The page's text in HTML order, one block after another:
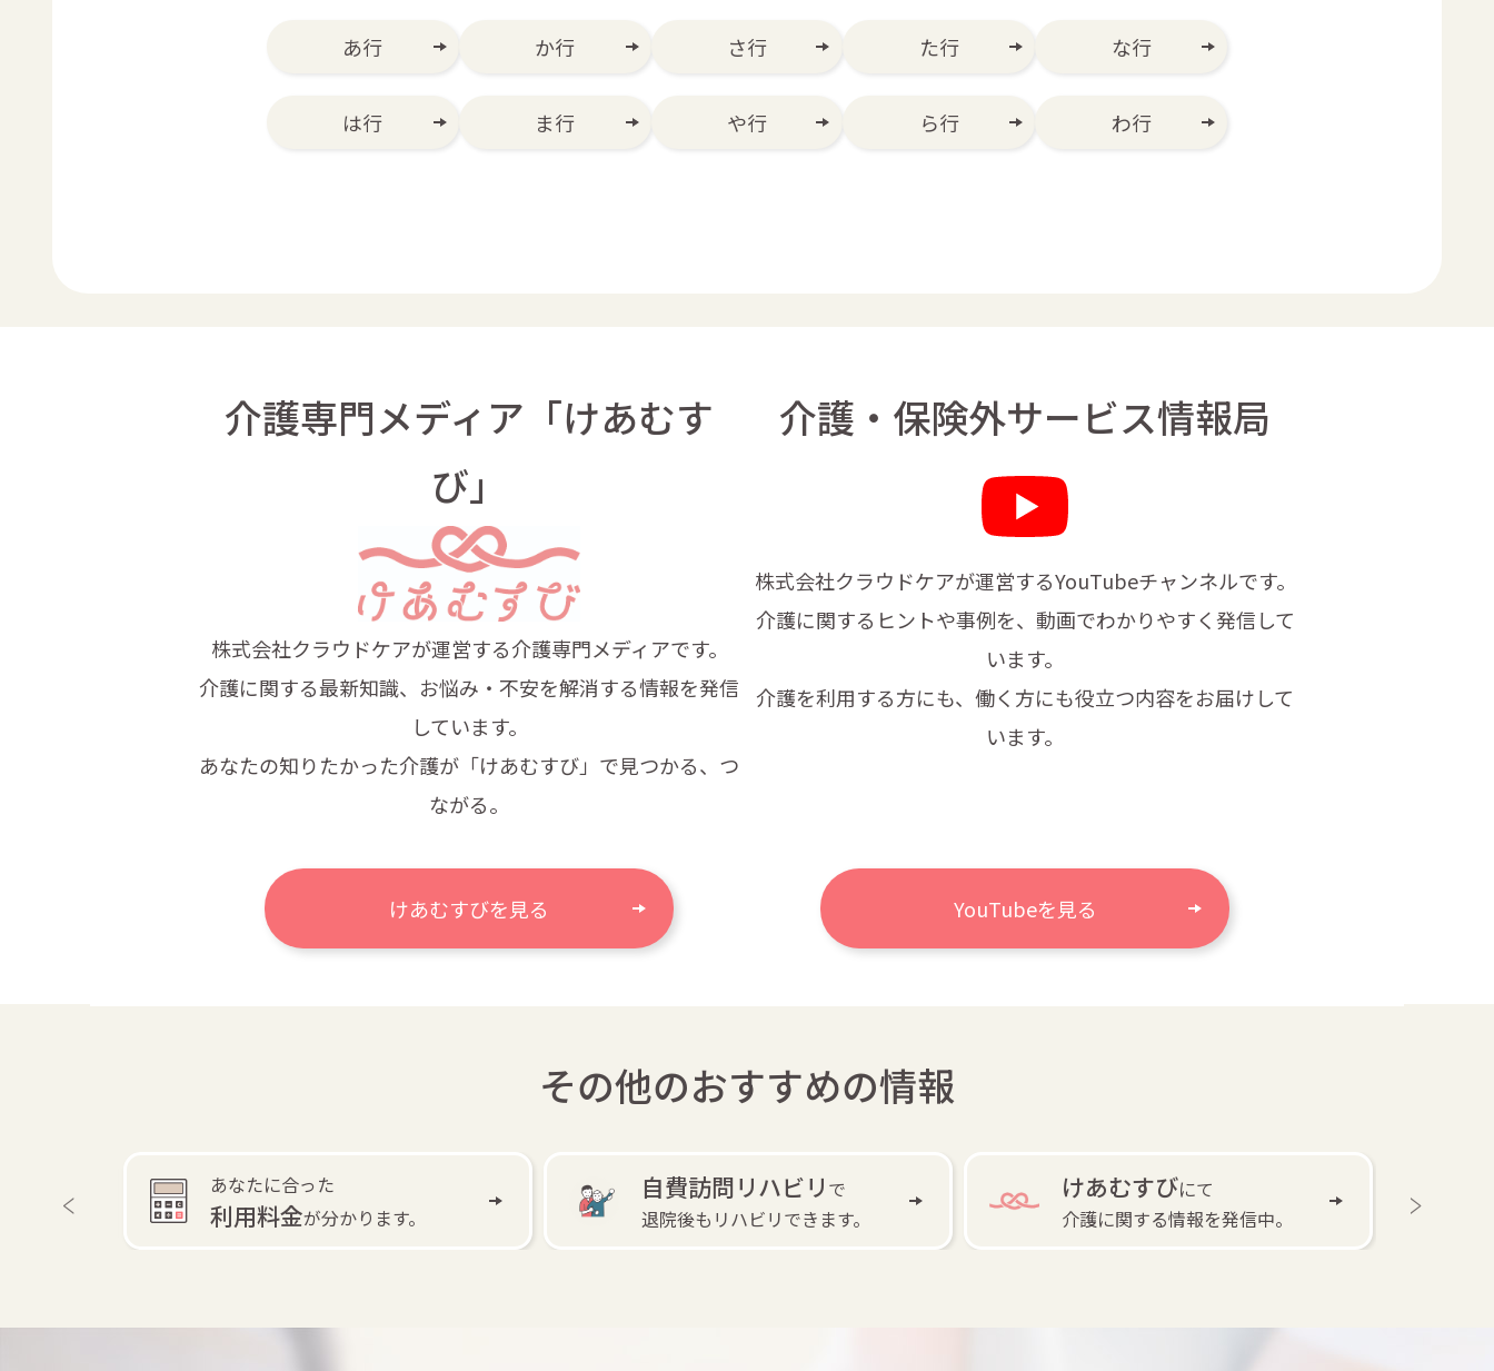
あ行 か行 さ行 た行 な行
は行 ま行 や行 ら行 わ行
介護専門メディア「けあむす
び」
株式会社クラウドケアが運営する介護専門メディアです。
介護に関する最新知識、お悩み・不安を解消する情報を発信
しています。
あなたの知りたかった介護が 「けあむすび」で見つかる、つ
ながる。
けあむすびを見る
介護・保険外サービス情報局
株式会社クラウドケアが運営するYouTubeチャンネルです。
介護に関するヒントや事例を、 動画でわかりやすく発信して
います。
介護を利用する方にも、働く方にも役立つ内容をお届けして
います。
YouTubeを見る
その他のおすすめの情報
あなたに合った
利用料金が分かります。
自費訪問リハビリ で
退院後もリハビリできます。
けあむすびにて
介護に関する情報を発信中。